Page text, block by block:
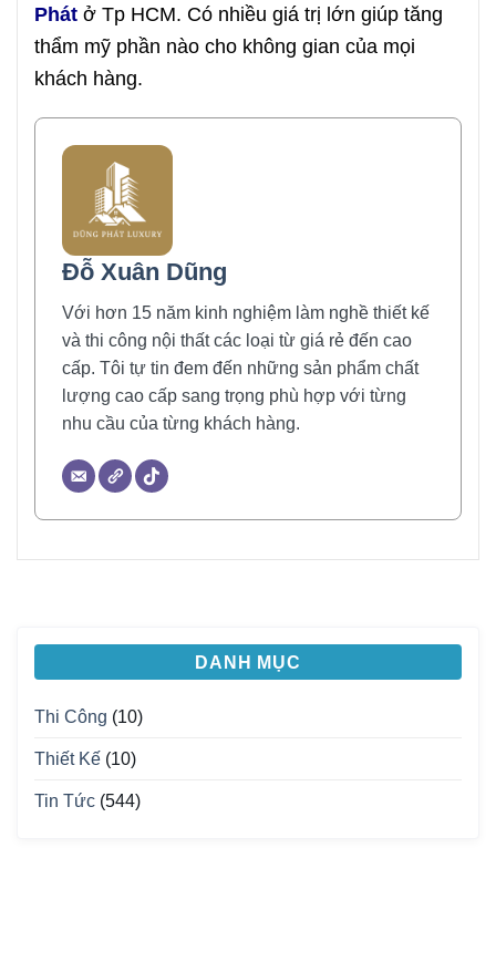
Phát ở Tp HCM. Có nhiều giá trị lớn giúp tăng
thẩm mỹ phần nào cho không gian của mọi
khách hàng.
Đỗ Xuân Dũng
Với hơn 15 năm kinh nghiệm làm nghề thiết kế
và thi công nội thất các loại từ giá rẻ đến cao
cấp. Tôi tự tin đem đến những sản phẩm chất
lượng cao cấp sang trọng phù hợp với từng
nhu cầu của từng khách hàng.
DANH MỤC
Thi Công (10)
Thiết Kế (10)
Tin Tức (544)